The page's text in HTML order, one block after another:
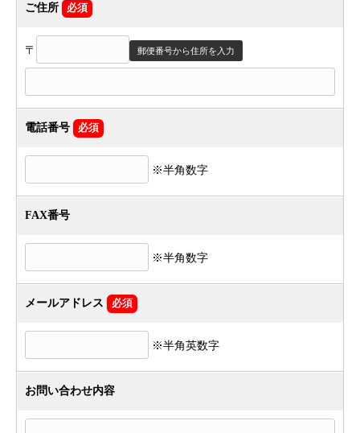
ご住所 必須
〒 郵便番号から住所を入力
電話番号 必須
※半角数字
FAX番号
※半角数字
メールアドレス 必須
※半角英数字
お問い合わせ内容